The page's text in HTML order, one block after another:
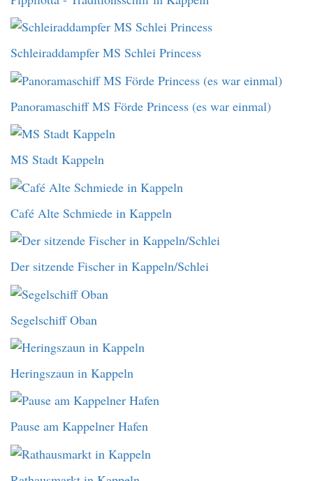
Schleiraddampfer MS Schlei Princess
Panoramaschiff MS Förde Princess (es war einmal)
MS Stadt Kappeln
Café Alte Schmiede in Kappeln
Der sitzende Fischer in Kappeln/Schlei
Segelschiff Oban
Heringszaun in Kappeln
Pause am Kappelner Hafen